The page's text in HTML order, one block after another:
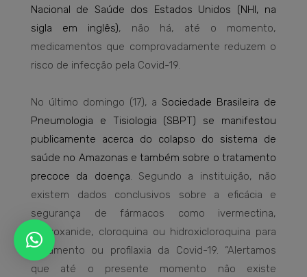
Nacional de Saúde dos Estados Unidos (NHI, na
sigla em inglês), não há, até o momento,
medicamentos que comprovadamente reduzem o
risco de infecção pela Covid-19.
No último domingo (17), a Sociedade Brasileira de
Pneumologia e Tisiologia (SBPT) se manifestou
publicamente acerca do colapso do sistema de
saúde no Amazonas e também sobre o tratamento
precoce da doença. Segundo a instituição, não
existem dados conclusivos sobre a eficácia e
segurança de fármacos como ivermectina,
nitazoxanide, cloroquina ou hidroxicloroquina para
tratamento ou profilaxia da Covid-19. “Alertamos
que até o presente momento não existe